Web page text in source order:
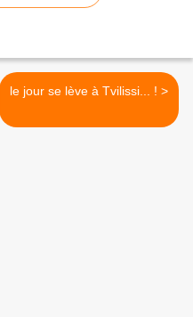
le jour se lève à Tvilissi... ! >